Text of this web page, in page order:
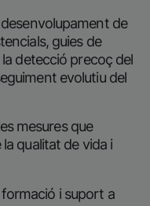
desenvolupament de
guies de
detecció precoç del
evolutiu del
mesures que
qualitat de vida i
i suport a